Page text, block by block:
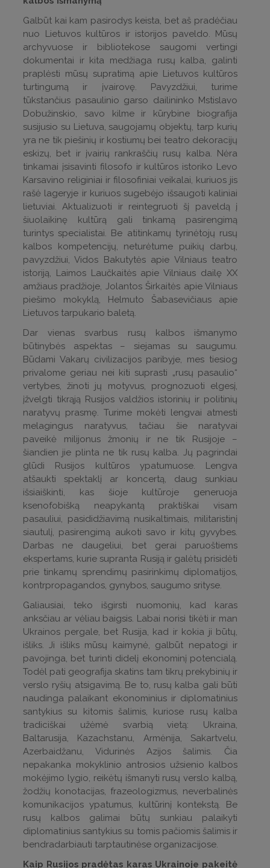
Galbūt kai kam pasirodys keista, bet aš pradėčiau
nuo Lietuvos kultūros ir istorijos paveldo. Mūsų
archyvuose ir bibliotekose saugomi vertingi
dokumentai ir kita medžiaga rusų kalba, galinti
praplėsti mūsų supratimą apie Lietuvos kultūros
turtingumą ir įvairovę. Pavyzdžiui, turime
tūkstančius pasaulinio garso dailininko Mstislavo
Dobužinskio, savo kilme ir kūrybine biografija
susijusio su Lietuva, saugojamų objektų, tarp kurių
yra ne tik piešinių ir kostiumų bei teatro dekoracijų
eskizų, bet ir įvairių rankraščių rusų kalba. Nėra
tinkamai įsisavinti filosofo ir kultūros istoriko Levo
Karsavino religiniai ir filosofiniai veikalai, kuriuos jis
rašė lageryje ir kuriuos sugebėjo išsaugoti kaliniai
lietuviai. Aktualizuoti ir reintegruoti šį paveldą į
šiuolaikinę kultūrą gali tinkamą pasirengimą
turintys specialistai. Be atitinkamų tyrinėtojų rusų
kalbos kompetencijų, neturėtume puikių darbų,
pavyzdžiui, Vidos Bakutytės apie Vilniaus teatro
istoriją, Laimos Laučkaitės apie Vilniaus dailę XX
amžiaus pradžioje, Jolantos Širkaitės apie Vilniaus
piešimo mokyklą, Helmuto Šabasevičiaus apie
Lietuvos tarpukario baletą.
Dar vienas svarbus rusų kalbos išmanymo
būtinybės aspektas – siejamas su saugumu.
Būdami Vakarų civilizacijos paribyje, mes tiesiog
privalome geriau nei kiti suprasti „rusų pasaulio“
vertybes, žinoti jų motyvus, prognozuoti elgesį,
įžvelgti tikrąją Rusijos valdžios istorinių ir politinių
naratyvų prasmę. Turime mokėti lengvai atmesti
melagingus naratyvus, tačiau šie naratyvai
paveikė milijonus žmonių ir ne tik Rusijoje –
šiandien jie plinta ne tik rusų kalba. Jų pagrindai
glūdi Rusijos kultūros ypatumuose. Lengva
atšaukti spektaklį ar koncertą, daug sunkiau
išsiaiškinti, kas šioje kultūroje generuoja
ksenofobišką neapykantą praktiškai visam
pasauliui, pasididžiavimą nusikaltimais, militaristinį
siautulį, pasirengimą aukoti savo ir kitų gyvybes.
Darbas ne daugeliui, bet gerai paruoštiems
ekspertams, kurie supranta Rusiją ir galėtų prisidėti
prie tinkamų sprendimų pasirinkimų diplomatijos,
kontrpropagandos, gynybos, saugumo srityse.
Galiausiai, teko išgirsti nuomonių, kad karas
anksčiau ar vėliau baigsis. Labai norisi tikėti ir man
Ukrainos pergale, bet Rusija, kad ir kokia ji būtų,
išliks. Ji išliks mūsų kaimynė, galbūt nepatogi ir
pavojinga, bet turinti didelį ekonominį potencialą.
Todėl pati geografija skatins tam tikrų prekybinių ir
verslo ryšių atsigavimą. Be to, rusų kalba gali būti
naudinga palaikant ekonominius ir diplomatinius
santykius su kitomis šalimis, kuriose rusų kalba
tradiciškai užėmė svarbią vietą: Ukraina,
Baltarusija, Kazachstanu, Armėnija, Sakartvelu,
Azerbaidžanu, Vidurinės Azijos šalimis. Čia
nepakanka mokyklinio antrosios užsienio kalbos
mokėjimo lygio, reikėtų išmanyti rusų verslo kalbą,
žodžių konotacijas, frazeologizmus, neverbalinės
komunikacijos ypatumus, kultūrinį kontekstą. Be
rusų kalbos galimai būtų sunkiau palaikyti
diplomatinius santykius su tomis pačiomis šalimis ir
bendradarbiauti tarptautinėse organizacijose.
Kaip Rusijos pradėtas karas Ukrainoje pakeitė